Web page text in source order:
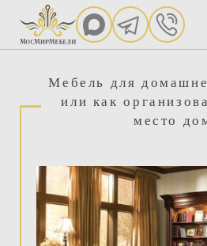
Мебель для
или как
место